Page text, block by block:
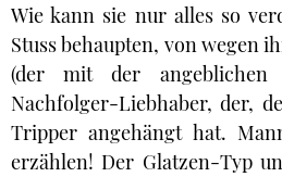
Wie kann sie nur alles so
Stuss behaupten, von wegen
(der mit der angeblichen
Nachfolger-Liebhaber, der,
Tripper angehängt hat.
erzählen! Der Glatzen-Typ